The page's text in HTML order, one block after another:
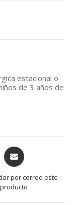
estacional o
de 3 años de
Opens
in
new
por correo este
producto